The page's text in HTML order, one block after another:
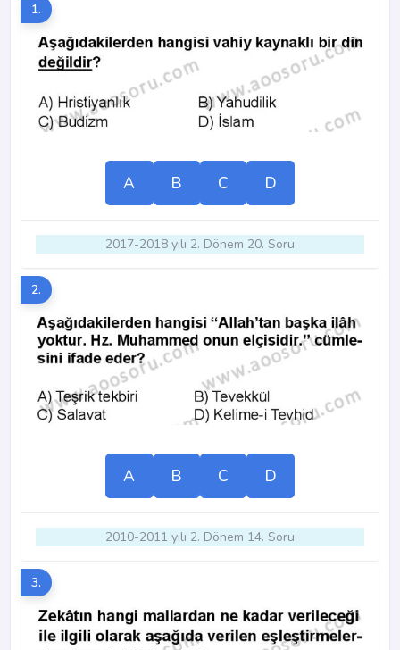
1.
A B C D
2017-2018 yılı 2. Dönem 20. Soru
2.
A B C D
2010-2011 yılı 2. Dönem 14. Soru
3.